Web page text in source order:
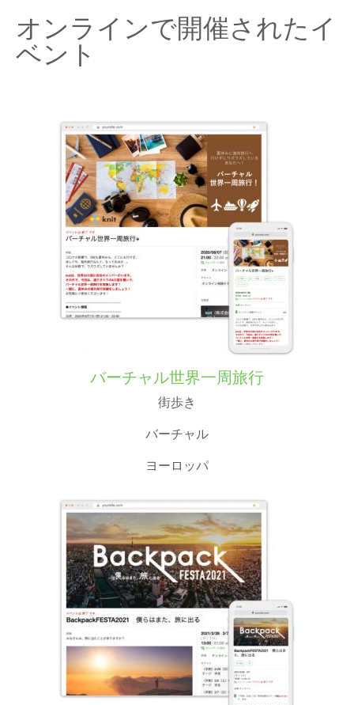
オンラインで開催されたイ
ベント​
バーチャル世界一周旅行
街歩き
バーチャル
ヨーロッパ